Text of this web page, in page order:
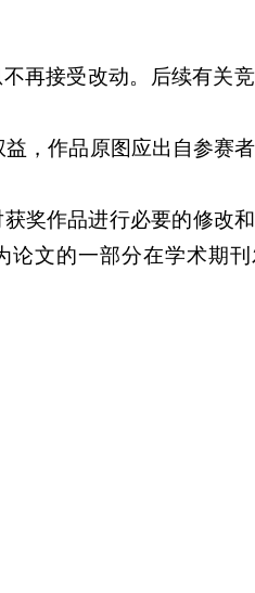
再接受改动。后续有关
，作品原图应出自参赛
奖作品进行必要的修改
文的一部分在学术期